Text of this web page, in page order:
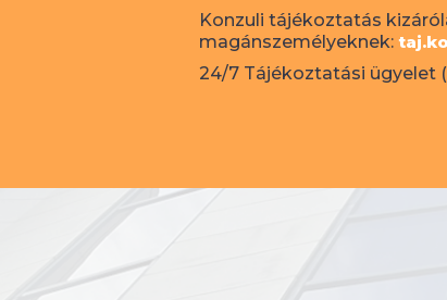
Konzuli tájékoztatás
magánszemélyeknek:
24/7 Tájékoztatási ügyelet